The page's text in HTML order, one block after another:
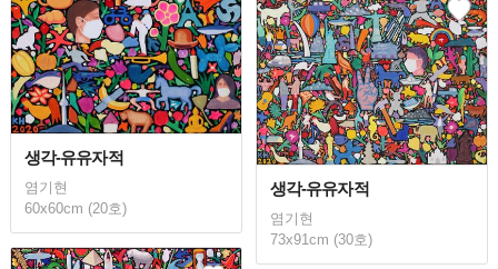
생각-유유자적
염기현
60x60cm (20호)
생각-유유자적
염기현
73x91cm (30호)